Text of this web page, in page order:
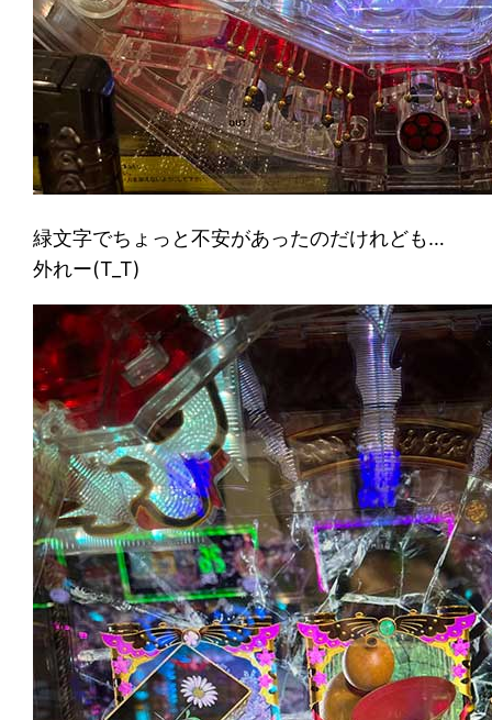
緑文字でちょっと不安があったのだけれども…
外れー(T_T)